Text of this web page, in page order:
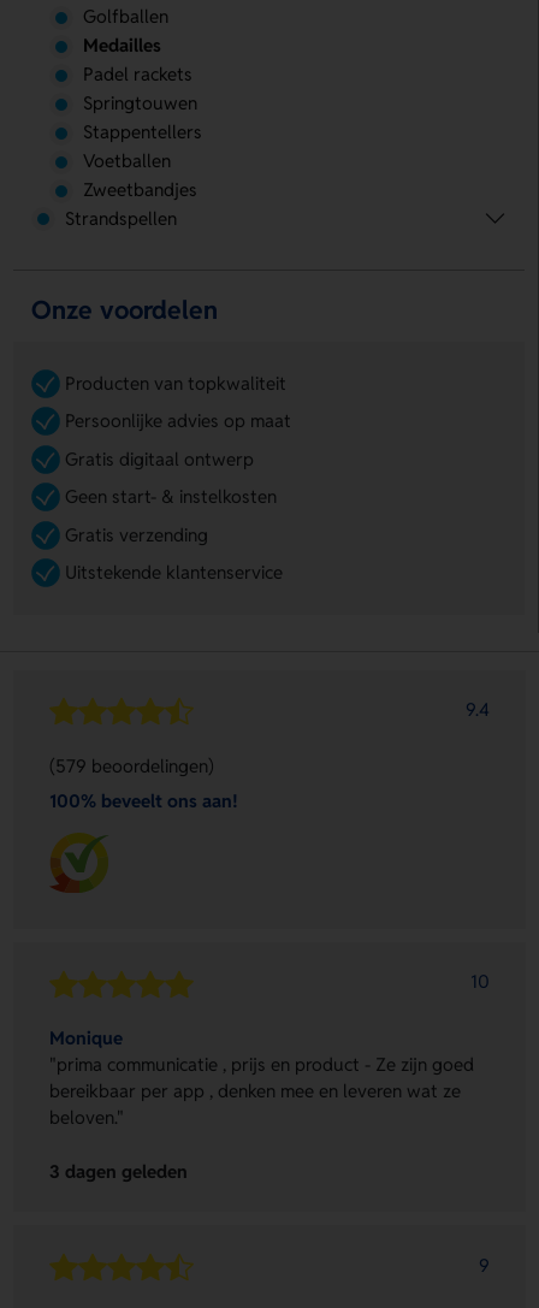
Golfballen
Medailles
Padel rackets
Springtouwen
Stappentellers
Voetballen
Zweetbandjes
Strandspellen
Onze voordelen
Producten van topkwaliteit
Persoonlijke advies op maat
Gratis digitaal ontwerp
Geen start- & instelkosten
Gratis verzending
Uitstekende klantenservice
9.4
(579 beoordelingen)
100% beveelt ons aan!
10
Monique
"prima communicatie , prijs en product - Ze zijn goed
bereikbaar per app , denken mee en leveren wat ze
beloven."
3 dagen geleden
9